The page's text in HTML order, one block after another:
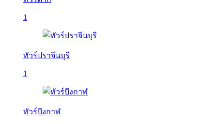
1
ทัวร์ปราจีนบุรี
1
ทัวร์บึงกาฬ